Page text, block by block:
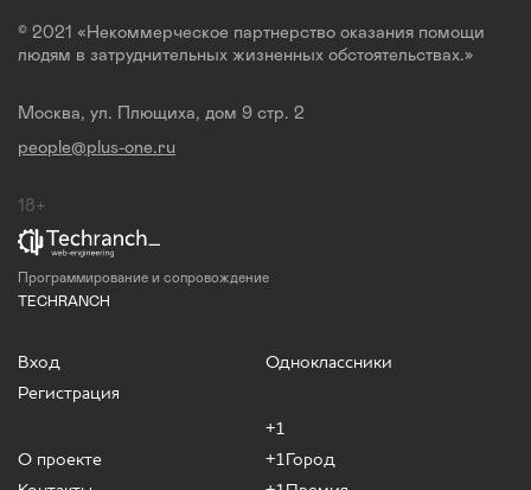
© 2021 «Некоммерческое партнерство оказания помощи
людям в затруднительных жизненных обстоятельствах.»
Москва, ул. Плющиха, дом 9 стр. 2
people@plus-one.ru
18+
Программирование и сопровождение
TECHRANCH
Вход
Регистрация
О проекте
Одноклассники
+1
+1Город